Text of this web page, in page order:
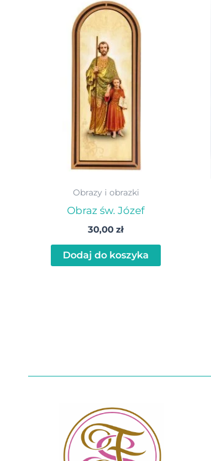
Obrazy i obrazki
Obraz św. Józef
30,00 zł
Dodaj do koszyka